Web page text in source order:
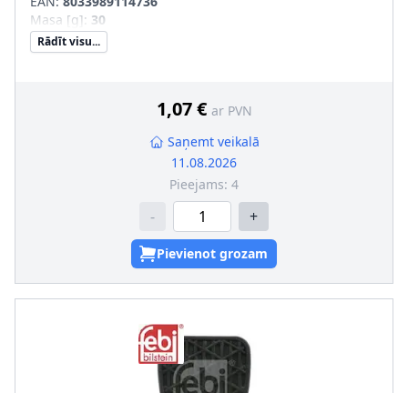
Masa [g]: 30
Rādīt visu...
1,07 € ar PVN
Saņemt veikalā
11.08.2026
Pieejams: 4
- +
Pievienot grozam